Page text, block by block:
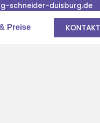
schneider-duisburg.de
Preise KONTAKT